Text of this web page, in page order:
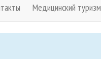
Медицинский туризм